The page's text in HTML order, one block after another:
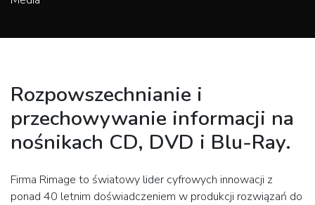
Rozpowszechnianie i
przechowywanie informacji na
nośnikach CD, DVD i Blu-Ray.
Firma Rimage to światowy lider cyfrowych innowacji z
ponad 40 letnim doświadczeniem w produkcji rozwiązań do